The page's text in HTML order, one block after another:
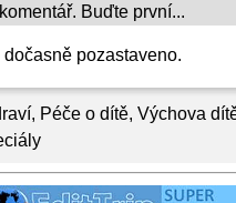
, Péče o dítě, Výchova
Buďte první...
pozastaveno.